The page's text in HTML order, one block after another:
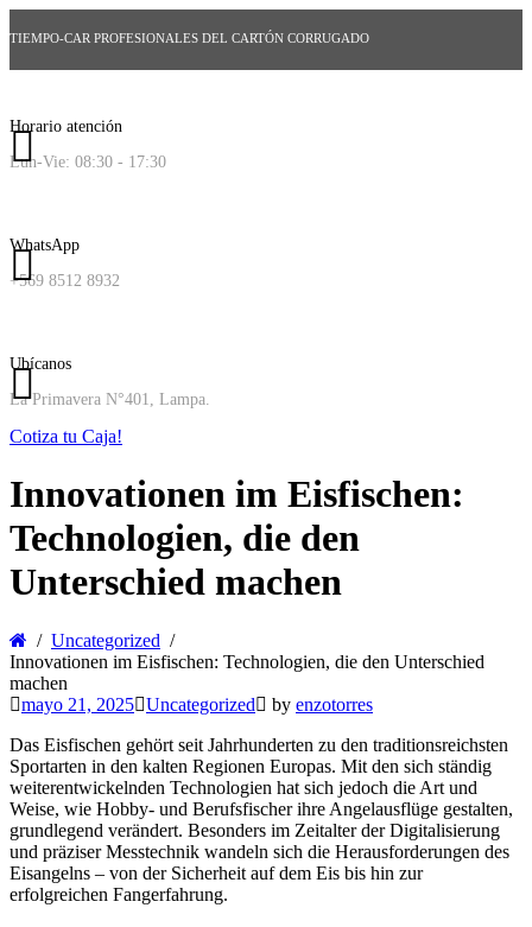
TIEMPO-CAR PROFESIONALES DEL CARTÓN CORRUGADO
Horario atención
Lun-Vie: 08:30 - 17:30
WhatsApp
+569 8512 8932
Ubícanos
La Primavera N°401, Lampa.
Cotiza tu Caja!
Innovationen im Eisfischen:
Technologien, die den
Unterschied machen
Uncategorized
Innovationen im Eisfischen: Technologien, die den Unterschied
machen
mayo 21, 2025 Uncategorized by enzotorres
Das Eisfischen gehört seit Jahrhunderten zu den traditionsreichsten
Sportarten in den kalten Regionen Europas. Mit den sich ständig
weiterentwickelnden Technologien hat sich jedoch die Art und
Weise, wie Hobby- und Berufsfischer ihre Angelausflüge gestalten,
grundlegend verändert. Besonders im Zeitalter der Digitalisierung
und präziser Messtechnik wandeln sich die Herausforderungen des
Eisangelns – von der Sicherheit auf dem Eis bis hin zur
erfolgreichen Fangerfahrung.